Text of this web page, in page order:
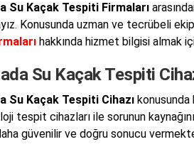
Su Kaçak Tespiti Firmaları
Konusunda uzman ve tecrübeli
hakkında hizmet bilgisi almak
Su Kaçak Tespiti
Su Kaçak Tespiti Cihazıkonusunda
tespit cihazları ile sorunun
güvenilir ve doğru sonucu